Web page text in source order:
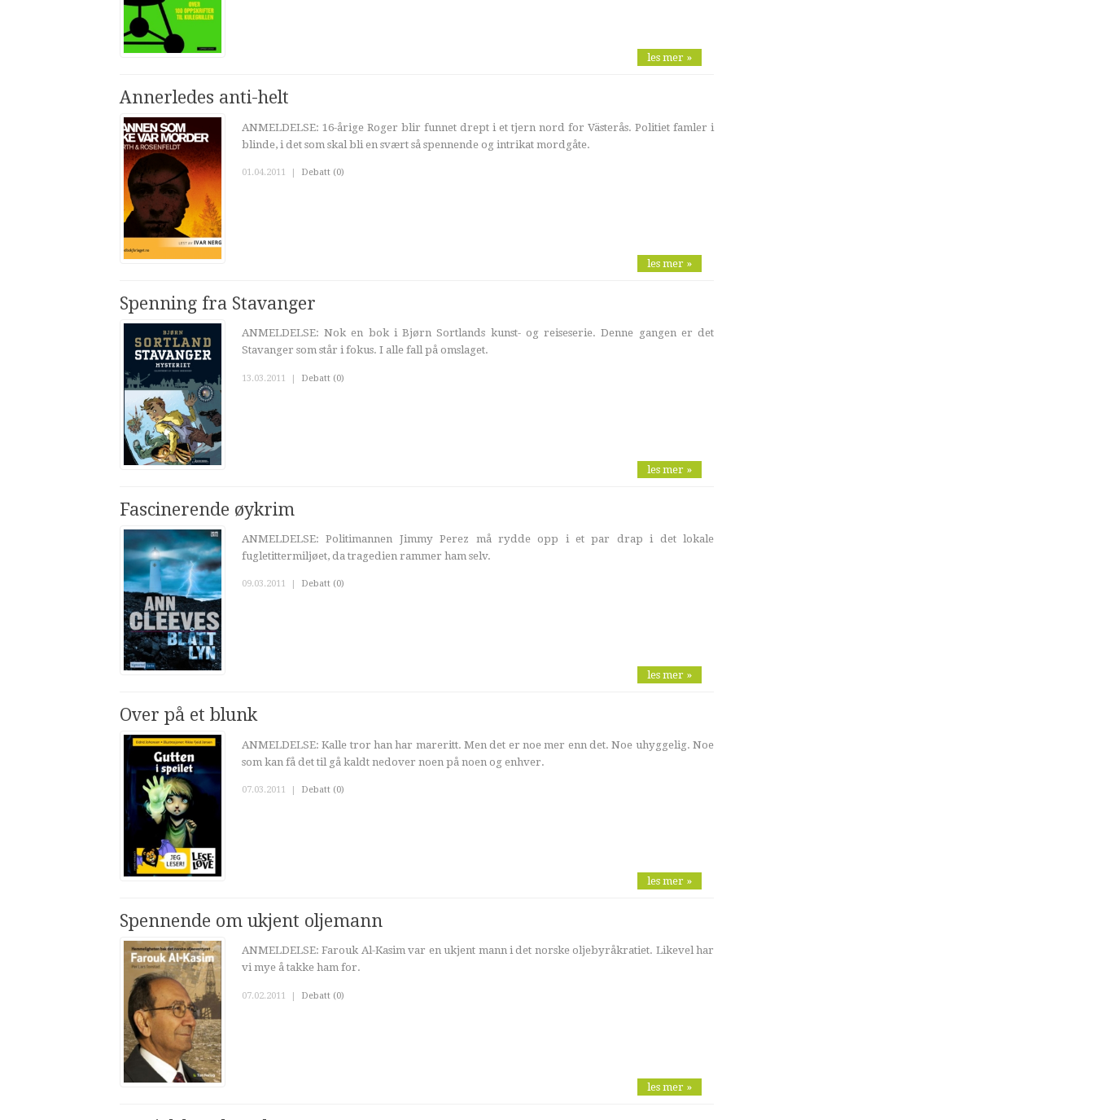
les mer »
Annerledes anti-helt
ANMELDELSE: 16-årige Roger blir funnet drept i et tjern nord for Västerås. Politiet famler i
blinde, i det som skal bli en svært så spennende og intrikat mordgåte.
01.04.2011 | Debatt (0)
les mer »
Spenning fra Stavanger
ANMELDELSE: Nok en bok i Bjørn Sortlands kunst- og reiseserie. Denne gangen er det
Stavanger som står i fokus. I alle fall på omslaget.
13.03.2011 | Debatt (0)
les mer »
Fascinerende øykrim
ANMELDELSE: Politimannen Jimmy Perez må rydde opp i et par drap i det lokale
fugletittermiljøet, da tragedien rammer ham selv.
09.03.2011 Debatt (0)
les mer »
Over på et blunk
ANMELDELSE: Kalle tror han har mareritt. Men det er noe mer enn det. Noe uhyggelig. Noe
som kan få det til gå kaldt nedover noen på noen og enhver.
07.03.2011 | Debatt (0)
les mer »
Spennende om ukjent oljemann
ANMELDELSE: Farouk Al-Kasim var en ukjent mann i det norske oljebyråkratiet. Likevel har
vi mye å takke ham for.
07.02.2011 | Debatt (0)
les mer »